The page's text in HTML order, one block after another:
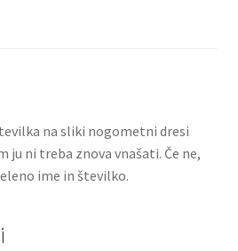
na sliki nogometni dresi
ju ni treba znova vnašati. Če ne,
ime in številko.